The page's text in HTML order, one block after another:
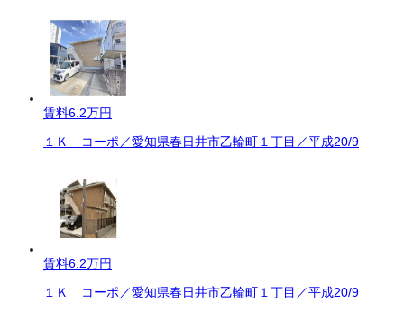
賃料6.2万円
１Ｋ コーポ／愛知県春日井市乙輪町１丁目／平成20/9
賃料6.2万円
１Ｋ コーポ／愛知県春日井市乙輪町１丁目／平成20/9